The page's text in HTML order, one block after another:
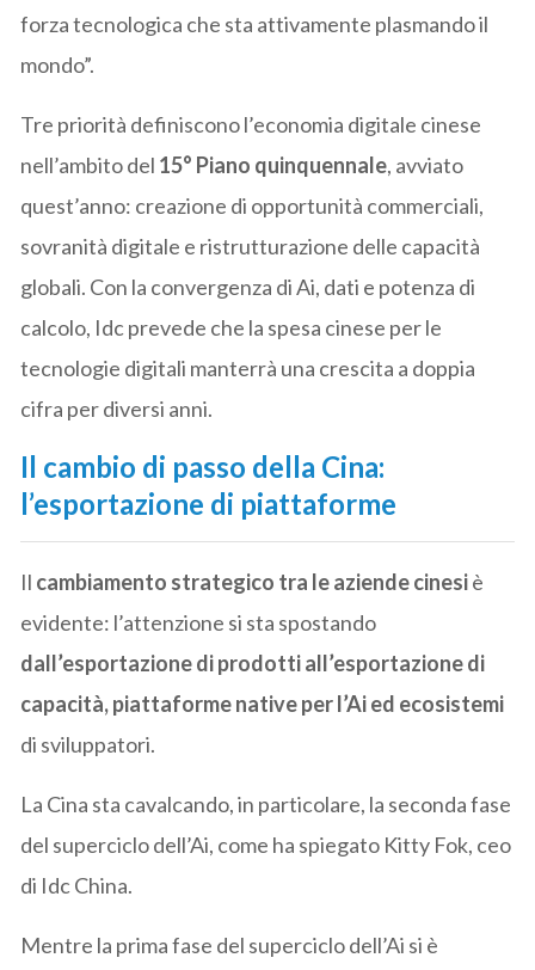
forza tecnologica che sta attivamente plasmando il
mondo”.
Tre priorità definiscono l’economia digitale cinese
nell’ambito del 15° Piano quinquennale, avviato
quest’anno: creazione di opportunità commerciali,
sovranità digitale e ristrutturazione delle capacità
globali. Con la convergenza di Ai, dati e potenza di
calcolo, Idc prevede che la spesa cinese per le
tecnologie digitali manterrà una crescita a doppia
cifra per diversi anni.
Il cambio di passo della Cina:
l’esportazione di piattaforme
Il cambiamento strategico tra le aziende cinesiè
evidente: l’attenzione si sta spostando
dall’esportazione di prodotti all’esportazione di
capacità, piattaforme native per l’Ai ed ecosistemi
di sviluppatori.
La Cina sta cavalcando, in particolare, la seconda fase
del superciclo dell’Ai, come ha spiegato Kitty Fok, ceo
di Idc China.
Mentre la prima fase del superciclo dell’Ai si è